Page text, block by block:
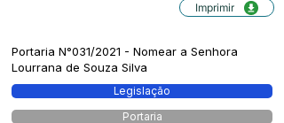
Imprimir
Portaria N°031/2021 - Nomear a Senhora
Lourrana de Souza Silva
Legislação
Portaria